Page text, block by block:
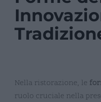
Nella ristorazione, le
ruolo cruciale nella